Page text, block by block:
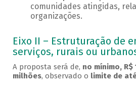
comunidades atingidas,
organizações.
Eixo II – Estruturação de
serviços, rurais ou
A proposta será de, no mínimo, R$
milhões, observado o limite de